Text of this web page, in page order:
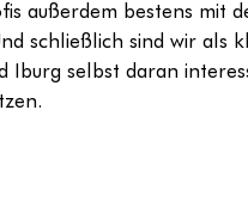
außerdem bestens mit
schließlich sind wir als
Iburg selbst daran